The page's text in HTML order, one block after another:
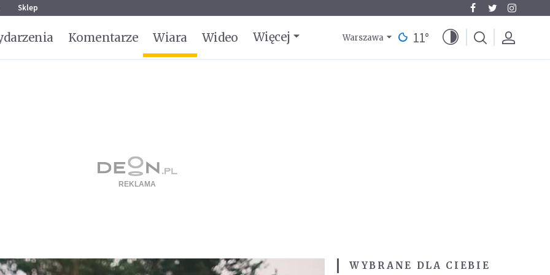
Sklep
Komentarze Wiara Wideo Więcej Warszawa 11°
WYBRANE DLA CIEBIE